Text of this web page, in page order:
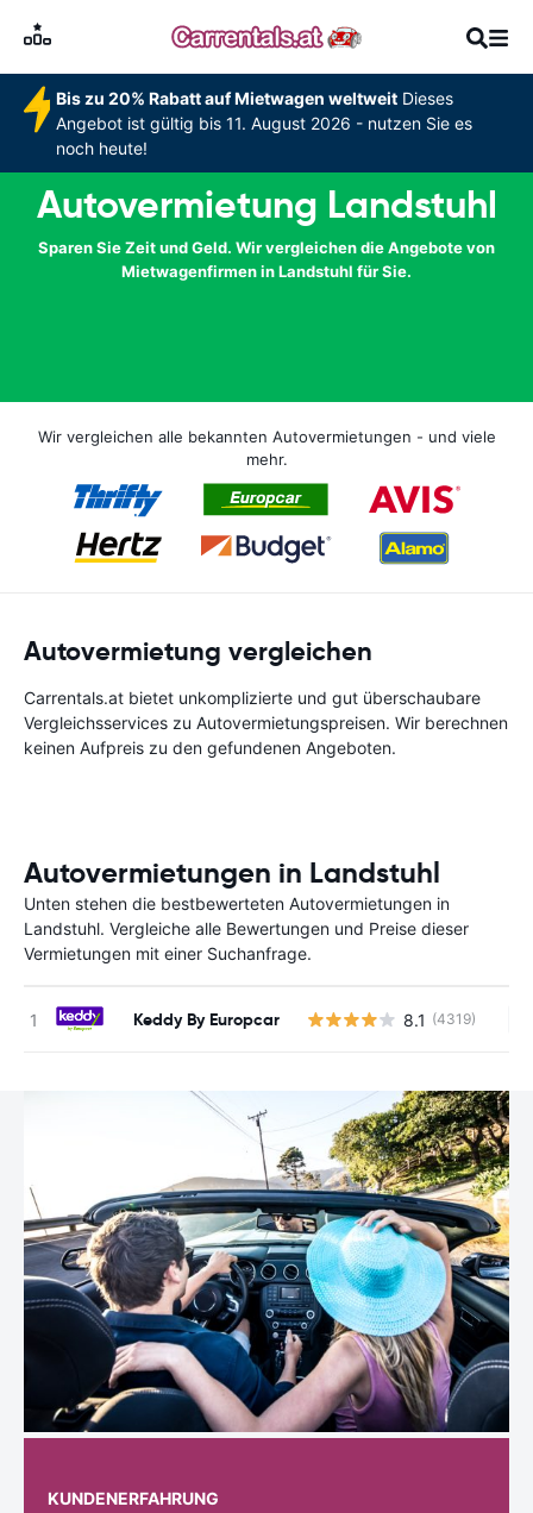
Bis zu 20% Rabatt auf Mietwagen weltweitDieses
Angebot ist gültig bis 11. August 2026 - nutzen Sie es
noch heute!
Autovermietung Landstuhl
Sparen Sie Zeit und Geld. Wir vergleichen die Angebote von
Mietwagenfirmen in Landstuhl für Sie.
Wir vergleichen alle bekannten Autovermietungen - und viele
mehr.
Autovermietung vergleichen
Carrentals.at bietet unkomplizierte und gut überschaubare
Vergleichsservices zu Autovermietungspreisen. Wir berechnen
keinen Aufpreis zu den gefundenen Angeboten.
Autovermietungen in Landstuhl
Unten stehen die bestbewerteten Autovermietungen in
Landstuhl. Vergleiche alle Bewertungen und Preise dieser
Vermietungen mit einer Suchanfrage.
Keddy By Europcar 8.1 (4319)
KUNDENERFAHRUNG